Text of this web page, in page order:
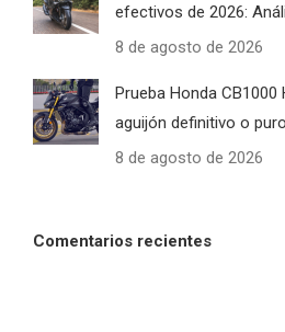
efectivos de 2026:
8 de agosto de 2026
Prueba Honda CB1000
aguijón definitivo o
8 de agosto de 2026
Comentarios recientes